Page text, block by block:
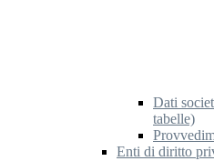
Dati
tabelle)
Enti di diritto